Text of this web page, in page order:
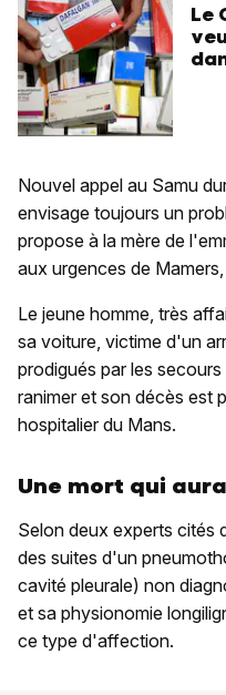
Le
Nouvel appel au Samu
envisage toujours un
propose à la mère de
aux urgences de
Le jeune homme, très
sa voiture, victime d'un
prodigués par les
ranimer et son décès est
hospitalier du Mans.
Une mort qui
Selon deux experts cités
des suites d'un
cavité pleurale) non
et sa physionomie
ce type d'affection.